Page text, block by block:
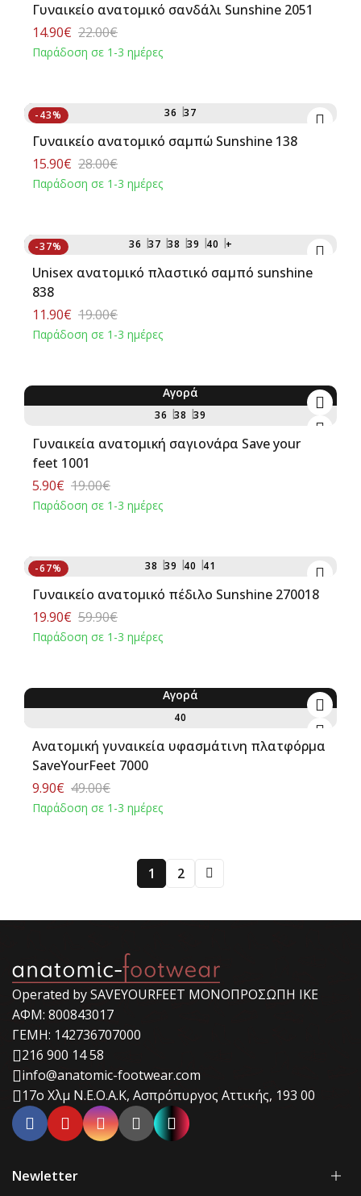
Γυναικείο ανατομικό σανδάλι Sunshine 2051
14.90€ 22.00€
Παράδοση σε 1-3 ημέρες
-43% 36 37
Γυναικείο ανατομικό σαμπώ Sunshine 138
15.90€ 28.00€
Παράδοση σε 1-3 ημέρες
-37% 36 37 38 39 40 +
Unisex ανατομικό πλαστικό σαμπό sunshine
838
11.90€ 19.00€
Παράδοση σε 1-3 ημέρες
36 38 39
Αγορά
Γυναικεία ανατομική σαγιονάρα Save your
feet 1001
5.90€ 19.00€
Παράδοση σε 1-3 ημέρες
-67% 38 39 40 41
Γυναικείο ανατομικό πέδιλο Sunshine 270018
19.90€ 59.90€
Παράδοση σε 1-3 ημέρες
40
Αγορά
Ανατομική γυναικεία υφασμάτινη πλατφόρμα
SaveYourFeet 7000
9.90€ 49.00€
Παράδοση σε 1-3 ημέρες
1 2
Operated by SAVEYOURFEET ΜΟΝΟΠΡΟΣΩΠΗ ΙΚΕ
ΑΦΜ: 800843017
ΓΕΜΗ: 142736707000
216 900 14 58
info@anatomic-footwear.com
17ο Χλμ Ν.Ε.Ο.Α.Κ, Ασπρόπυργος Αττικής, 193 00
Newletter